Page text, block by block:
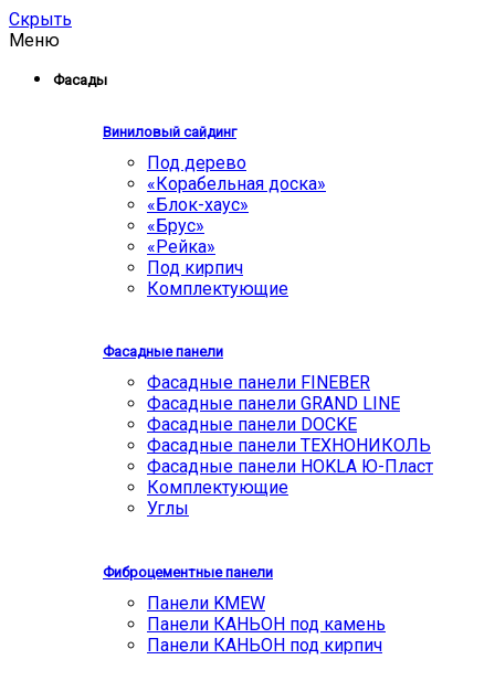
Скрыть
Меню
Фасады
Виниловый сайдинг
Под дерево
«Корабельная доска»
«Блок-хаус»
«Брус»
«Рейка»
Под кирпич
Комплектующие
Фасадные панели
Фасадные панели FINEBER
Фасадные панели GRAND LINE
Фасадные панели DOCKE
Фасадные панели ТЕХНОНИКОЛЬ
Фасадные панели HOKLA Ю-Пласт
Комплектующие
Углы
Фиброцементные панели
Панели KMEW
Панели КАНЬОН под камень
Панели КАНЬОН под кирпич